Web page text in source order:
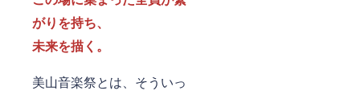
がりを持ち、
未来を描く。
美山音楽祭とは、そういっ